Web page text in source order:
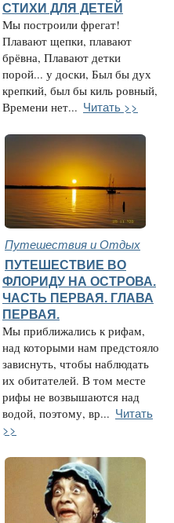
СТИХИ ДЛЯ ДЕТЕЙ
Мы построили фрегат!
Плавают щепки, плавают
брёвна, Плавают детки
порой... у доски, Был бы дух
крепкий, был бы киль ровный,
Времени нет... Читать >>
Путешествия и Отдых
ПУТЕШЕСТВИЕ ВО
ФЛОРИДУ НА ОСТРОВА.
ЧАСТЬ ПЕРВАЯ. ГЛАВА
ПЕРВАЯ.
Мы приближались к рифам,
над которыми нам предстояло
зависнуть, чтобы наблюдать
их обитателей. В том месте
рифы не возвышаются над
водой, поэтому, вр... Читать
>>